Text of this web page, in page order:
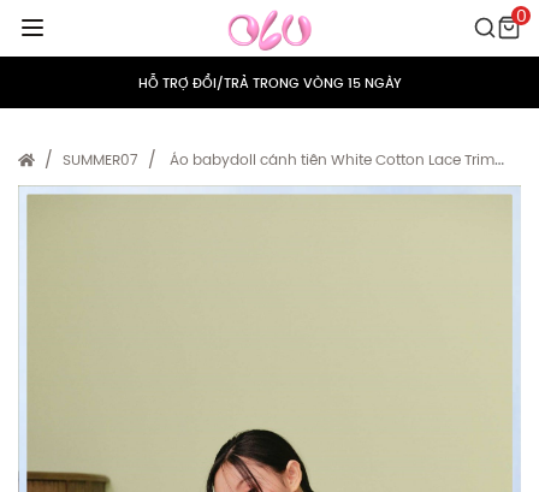
0
HỖ TRỢ ĐỔI/TRẢ TRONG VÒNG 15 NGÀY
TÍCH ĐIỂM 5% CHO MỌI ĐƠN HÀNG
HỖ TRỢ ĐỔI/TRẢ TRONG VÒNG 15 NGÀY
SUMMER07
Áo babydoll cánh tiên White Cotton Lace Trim
Babydoll Top